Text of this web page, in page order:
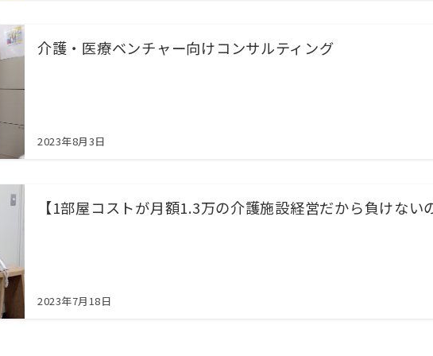
介護・医療ベンチャー向けコンサルティング
2023年8月3日
【1部屋コストが月額1.3万の介護施設経営だから負けない
2023年7月18日